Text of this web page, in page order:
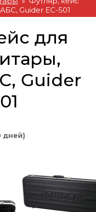
Guider EC-501
для
Guider
дней)